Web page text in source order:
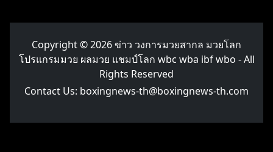
Copyright © 2026ข่าว วงการมวยสากล มวยโลก
โปรแกรมมวย ผลมวย แชมป์โลก wbc wba ibf wbo - All
Rights Reserved
Contact Us: boxingnews-th@boxingnews-th.com